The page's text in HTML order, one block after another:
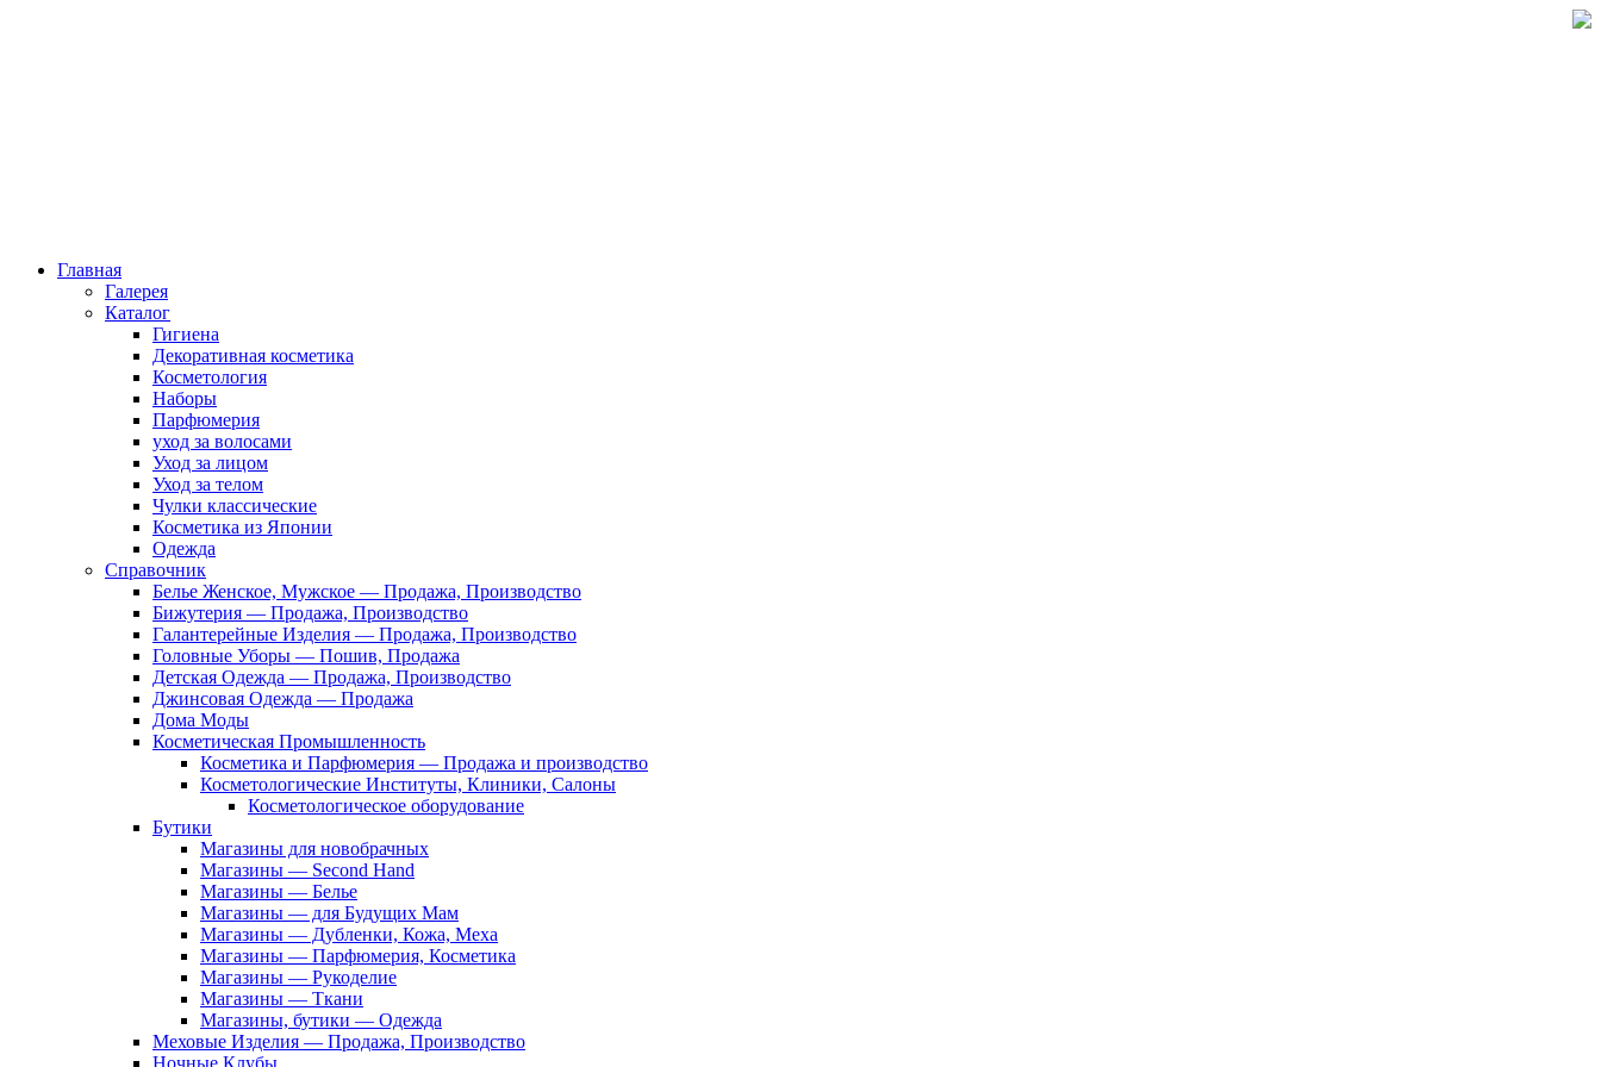
Главная
Галерея
Каталог
Гигиена
Декоративная косметика
Косметология
Наборы
Парфюмерия
уход за волосами
Уход за лицом
Уход за телом
Чулки классические
Косметика из Японии
Одежда
Справочник
Белье Женское, Мужское — Продажа, Производство
Бижутерия — Продажа, Производство
Галантерейные Изделия — Продажа, Производство
Головные Уборы — Пошив, Продажа
Детская Одежда — Продажа, Производство
Джинсовая Одежда — Продажа
Дома Моды
Косметическая Промышленность
Косметика и Парфюмерия — Продажа и производство
Косметологические Институты, Клиники, Салоны
Косметологическое оборудование
Бутики
Магазины для новобрачных
Магазины — Second Hand
Магазины — Белье
Магазины — для Будущих Мам
Магазины — Дубленки, Кожа, Меха
Магазины — Парфюмерия, Косметика
Магазины — Рукоделие
Магазины — Ткани
Магазины, бутики — Одежда
Меховые Изделия — Продажа, Производство
Ночные Клубы